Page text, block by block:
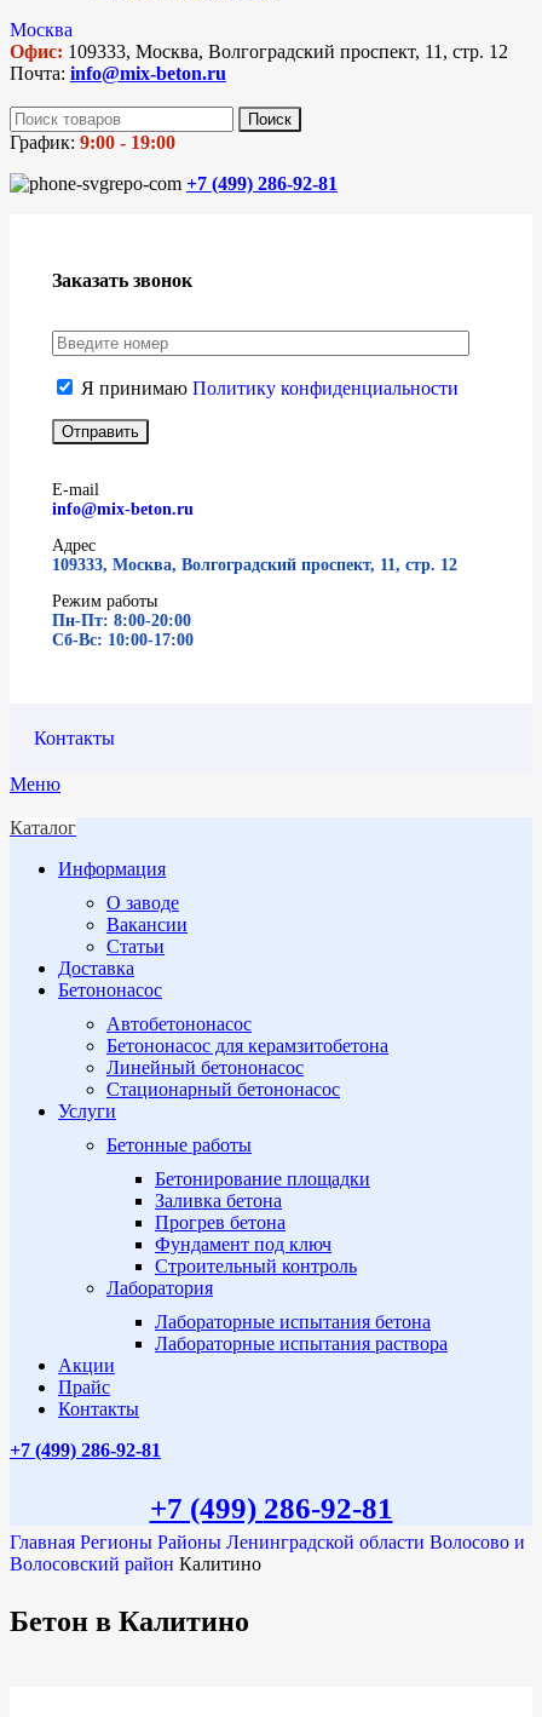
Москва
Офис: 109333, Москва, Волгоградский проспект, 11, стр. 12
Почта: info@mix-beton.ru
Поиск
График: 9:00 - 19:00
+7 (499) 286-92-81
Заказать звонок
Я принимаю Политику конфиденциальности
E-mail
info@mix-beton.ru
Адрес
109333, Москва, Волгоградский проспект, 11, стр. 12
Режим работы
Пн-Пт: 8:00-20:00
Сб-Вс: 10:00-17:00
Контакты
Меню
Каталог
Информация
О заводе
Вакансии
Статьи
Доставка
Бетононасос
Автобетононасос
Бетононасос для керамзитобетона
Линейный бетононасос
Стационарный бетононасос
Услуги
Бетонные работы
Бетонирование площадки
Заливка бетона
Прогрев бетона
Фундамент под ключ
Строительный контроль
Лаборатория
Лабораторные испытания бетона
Лабораторные испытания раствора
Акции
Прайс
Контакты
+7 (499) 286-92-81
+7 (499) 286-92-81
Главная Регионы Районы Ленинградской области Волосово и
Волосовский район Калитино
Бетон в Калитино